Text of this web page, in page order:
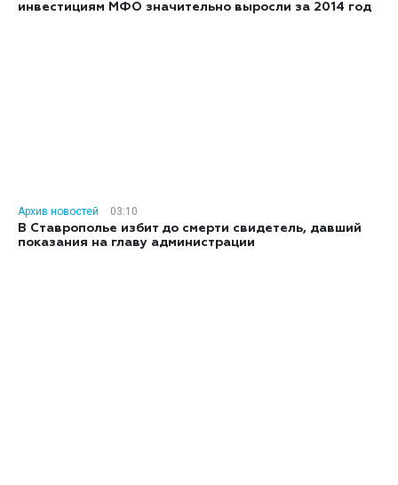
инвестициям МФО значительно выросли за 2014 год
Архив новостей
03:10
В Ставрополье избит до смерти свидетель, давший
показания на главу администрации